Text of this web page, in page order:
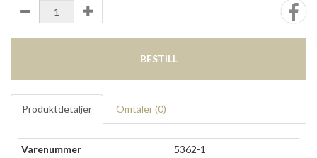
BESTILL
Produktdetaljer Omtaler (0)
Varenummer
5362-1